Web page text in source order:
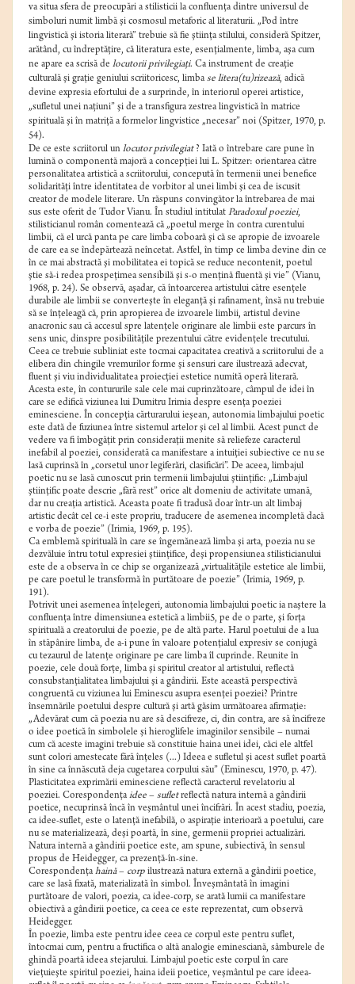
va situa sfera de preocupări a stilisticii la confluenţa dintre universul de
simboluri numit limbă şi cosmosul metaforic al literaturii. „Pod între
lingvistică şi istoria literară” trebuie să fie ştiinţa stilului, consideră Spitzer,
arătând, cu îndreptăţire, că literatura este, esenţialmente, limba, aşa cum
ne apare ea scrisă de locutorii privilegiaţi. Ca instrument de creaţie
culturală şi graţie geniului scriitoricesc, limba se litera(tu)rizează, adică
devine expresia efortului de a surprinde, în interiorul operei artistice,
„sufletul unei naţiuni” şi de a transfigura zestrea lingvistică în matrice
spirituală şi în matriţă a formelor lingvistice „necesar” noi (Spitzer, 1970, p.
54).
De ce este scriitorul un locutor privilegiat? Iată o întrebare care pune în
lumină o componentă majoră a concepţiei lui L. Spitzer: orientarea către
personalitatea artistică a scriitorului, concepută în termenii unei benefice
solidarităţi între identitatea de vorbitor al unei limbi şi cea de iscusit
creator de modele literare. Un răspuns convingător la întrebarea de mai
sus este oferit de Tudor Vianu. În studiul intitulat Paradoxul poeziei,
stilisticianul român comentează că „poetul merge în contra curentului
limbii, că el urcă panta pe care limba coboară şi că se apropie de izvoarele
de care ea se îndepărtează neîncetat. Astfel, în timp ce limba devine din ce
în ce mai abstractă şi mobilitatea ei topică se reduce necontenit, poetul
ştie să-i redea prospeţimea sensibilă şi s-o menţină fluentă şi vie” (Vianu,
1968, p. 24). Se observă, aşadar, că întoarcerea artistului către esenţele
durabile ale limbii se converteşte în eleganţă şi rafinament, însă nu trebuie
să se înţeleagă că, prin apropierea de izvoarele limbii, artistul devine
anacronic sau că accesul spre latenţele originare ale limbii este parcurs în
sens unic, dinspre posibilităţile prezentului către evidenţele trecutului.
Ceea ce trebuie subliniat este tocmai capacitatea creativă a scriitorului de a
elibera din chingile vremurilor forme şi sensuri care ilustrează adecvat,
fluent şi viu individualitatea proiecţiei estetice numită operă literară.
Acesta este, în contururile sale cele mai cuprinzătoare, câmpul de idei în
care se edifică viziunea lui Dumitru Irimia despre esenţa poeziei
eminesciene. În concepţia cărturarului ieşean, autonomia limbajului poetic
este dată de fuziunea între sistemul artelor şi cel al limbii. Acest punct de
vedere va fi îmbogăţit prin consideraţii menite să reliefeze caracterul
inefabil al poeziei, considerată ca manifestare a intuiţiei subiective ce nu se
lasă cuprinsă în „corsetul unor legiferări, clasificări”. De aceea, limbajul
poetic nu se lasă cunoscut prin termenii limbajului ştiinţific: „Limbajul
ştiinţific poate descrie „fără rest” orice alt domeniu de activitate umană,
dar nu creaţia artistică. Aceasta poate fi tradusă doar într-un alt limbaj
artistic decât cel ce-i este propriu, traducere de asemenea incompletă dacă
e vorba de poezie” (Irimia, 1969, p. 195).
Ca emblemă spirituală în care se îngemănează limba şi arta, poezia nu se
dezvăluie întru totul expresiei ştiinţifice, deşi propensiunea stilisticianului
este de a observa în ce chip se organizează „virtualităţile estetice ale limbii,
pe care poetul le transformă în purtătoare de poezie” (Irimia, 1969, p.
191).
Potrivit unei asemenea înţelegeri, autonomia limbajului poetic ia naştere la
confluenţa între dimensiunea estetică a limbii5, pe de o parte, şi forţa
spirituală a creatorului de poezie, pe de altă parte. Harul poetului de a lua
în stăpânire limba, de a-i pune în valoare potenţialul expresiv se conjugă
cu tezaurul de latenţe originare pe care limba îl cuprinde. Reunite în
poezie, cele două forţe, limba şi spiritul creator al artistului, reflectă
consubstanţialitatea limbajului şi a gândirii. Este această perspectivă
congruentă cu viziunea lui Eminescu asupra esenţei poeziei? Printre
însemnările poetului despre cultură şi artă găsim următoarea afirmaţie:
„Adevărat cum că poezia nu are să descifreze, ci, din contra, are să încifreze
o idee poetică în simbolele şi hieroglifele imaginilor sensibile – numai
cum că aceste imagini trebuie să constituie haina unei idei, căci ele altfel
sunt colori amestecate fără înţeles (...) Ideea e sufletul şi acest suflet poartă
în sine ca înnăscută deja cugetarea corpului său” (Eminescu, 1970, p. 47).
Plasticitatea exprimării eminesciene reflectă caracterul revelatoriu al
poeziei. Corespondenţa idee – sufletreflectă natura internă a gândirii
poetice, necuprinsă încă în veşmântul unei încifrări. În acest stadiu, poezia,
ca idee-suflet, este o latenţă inefabilă, o aspiraţie interioară a poetului, care
nu se materializează, deşi poartă, în sine, germenii propriei actualizări.
Natura internă a gândirii poetice este, am spune, subiectivă, în sensul
propus de Heidegger, ca prezenţă-în-sine.
Corespondenţa haină– corp ilustrează natura externă a gândirii poetice,
care se lasă fixată, materializată în simbol. Înveşmântată în imagini
purtătoare de valori, poezia, ca idee-corp, se arată lumii ca manifestare
obiectivă a gândirii poetice, ca ceea ce este reprezentat, cum observă
Heidegger.
În poezie, limba este pentru idee ceea ce corpul este pentru suflet,
întocmai cum, pentru a fructifica o altă analogie eminesciană, sâmburele de
ghindă poartă ideea stejarului. Limbajul poetic este corpul în care
vieţuieşte spiritul poeziei, haina ideii poetice, veşmântul pe care ideea-